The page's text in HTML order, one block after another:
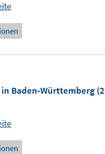
Baden-Württemberg